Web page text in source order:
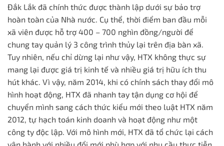
Đắk Lắk đã chính thức được thành lập dưới sự bảo trợ
hoàn toàn của Nhà nước. Cụ thể, thời điểm ban đầu mỗi
xã viên được hỗ trợ 400 – 700 nghìn đồng/người để
chung tay quản lý 3 công trình thủy lại trên địa bàn xã.
Tuy nhiên, nếu chỉ dừng lại như vậy, HTX không thực sự
mang lại được giá trị kinh tế và nhiều giá trị hữu ích thu
hút khác. Vì vậy, năm 2014, khi có chính sách thay đổi mô
hình hoạt động, HTX đã nhanh tay tận dụng cơ hội để
chuyển mình sang cách thức kiểu mới theo luật HTX năm
2012, tự hạch toán kinh doanh và hoạt động như một
công ty độc lập. Với mô hình mới, HTX đã tổ chức lại cách